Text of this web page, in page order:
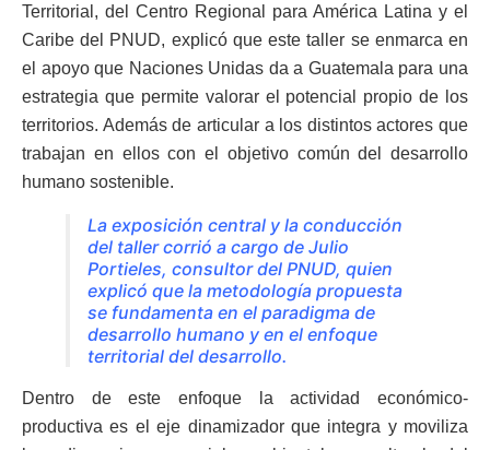
Territorial, del Centro Regional para América Latina y el
Caribe del PNUD, explicó que este taller se enmarca en
el apoyo que Naciones Unidas da a Guatemala para una
estrategia que permite valorar el potencial propio de los
territorios. Además de articular a los distintos actores que
trabajan en ellos con el objetivo común del desarrollo
humano sostenible.
La exposición central y la conducción
del taller corrió a cargo de Julio
Portieles, consultor del PNUD, quien
explicó que la metodología propuesta
se fundamenta en el paradigma de
desarrollo humano y en el enfoque
territorial del desarrollo.
Dentro de este enfoque la actividad económico-
productiva es el eje dinamizador que integra y moviliza